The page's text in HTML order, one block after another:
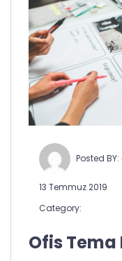
Posted BY:
13 Temmuz 2019
Category:
Ofis Tema